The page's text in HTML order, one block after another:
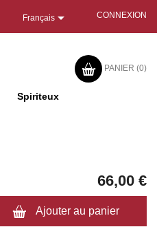
Français CONNEXION
PANIER (0)
Spiriteux
66,00 €
Ajouter au panier